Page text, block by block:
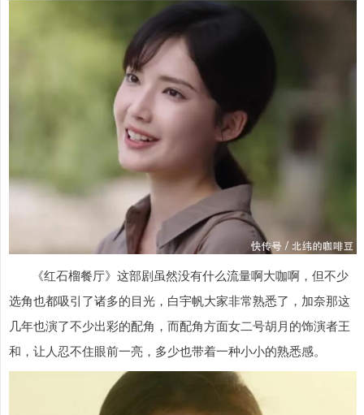
《红石榴餐厅》这部剧虽然没有什么流量啊大咖啊，但不少
选角也都吸引了诸多的目光，白宇帆大家非常熟悉了，加奈那这
几年也演了不少出彩的配角，而配角方面女二号胡月的饰演者王
和，让人忍不住眼前一亮，多少也带着一种小小的熟悉感。